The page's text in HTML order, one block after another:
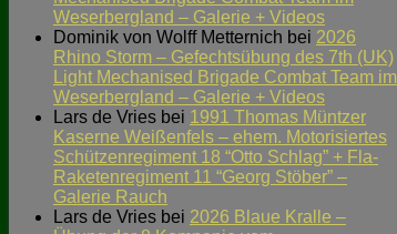
Weserbergland – Galerie + Videos
Dominik von Wolff Metternich bei 2026
Rhino Storm – Gefechtsübung des 7th (UK)
Light Mechanised Brigade Combat Team im
Weserbergland – Galerie + Videos
Lars de Vries bei 1991 Thomas Müntzer
Kaserne Weißenfels – ehem. Motorisiertes
Schützenregiment 18 “Otto Schlag” + Fla-
Raketenregiment 11 “Georg Stöber” –
Galerie Rauch
Lars de Vries bei 2026 Blaue Kralle –